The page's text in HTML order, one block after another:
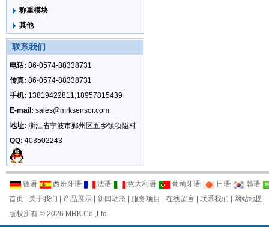
称重模块
其他
联系我们
电话: 86-0574-88338731
传真: 86-0574-88338731
手机: 13819422811,18957815439
E-mail: sales@mrksensor.com
地址: 浙江省宁波市鄞州区五乡镇项隘村
QQ: 403502243
德语 西班牙语 法语 意大利语 葡萄牙语 日语
韩语
首页
关于我们 产品展示 新闻动态 服务项目 在线留言 联系我们
网站地图
版权所有 © 2026 MRK Co.,Ltd